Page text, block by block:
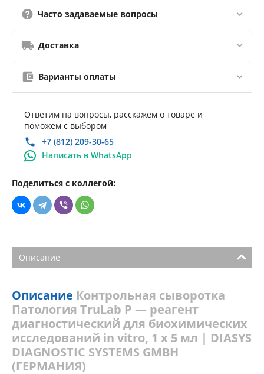
Часто задаваемые вопросы
Доставка
Варианты оплаты
Ответим на вопросы, расскажем о товаре и
поможем с выбором
+7 (812) 209-30-65
Написать в WhatsApp
Поделиться с коллегой:
Описание
Описание Контрольная сыворотка
Патология TruLab P — реагент
диагностический для биохимических
исследований in vitro, 1 х 5 мл | DIASYS
DIAGNOSTIC SYSTEMS GMBH
(ГЕРМАНИЯ)